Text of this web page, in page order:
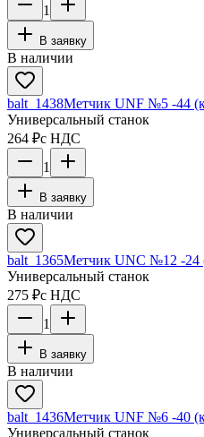
1
В заявку
В наличии
balt_1438Метчик UNF №5 -44
Универсальный станок
264 ₽с НДС
1
В заявку
В наличии
balt_1365Метчик UNC №12 -24
Универсальный станок
275 ₽с НДС
1
В заявку
В наличии
balt_1436Метчик UNF №6 -40
Универсальный станок